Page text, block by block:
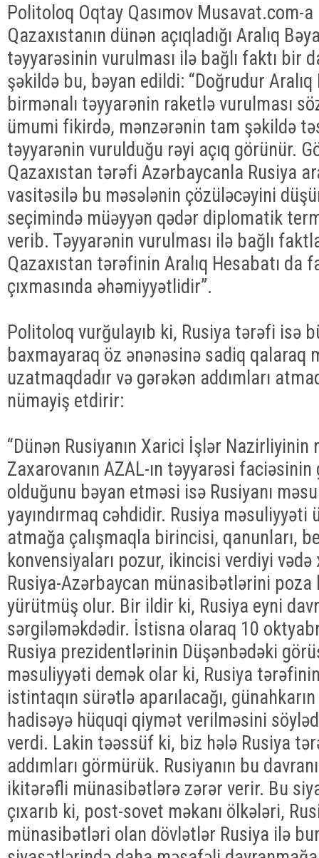
Politoloq Oqtay Qasımov Musavat.com-
Qazaxıstanın dünən açıqladığı Aralıq
təyyarəsinin vurulması ilə bağlı faktı bir
şəkildə bu, bəyan edildi: “Doğrudur Aralıq
birmənalı təyyarənin raketlə vurulması
ümumi fikirdə, mənzərənin tam şəkildə
təyyarənin vurulduğu rəyi açıq görünür.
Qazaxıstan tərəfi Azərbaycanla Rusiya
vasitəsilə bu məsələnin çözüləcəyini
seçimində müəyyən qədər diplomatik
verib. Təyyarənin vurulması ilə bağlı
Qazaxıstan tərəfinin Aralıq Hesabatı da
çıxmasında əhəmiyyətlidir”.
Politoloq vurğulayıb ki, Rusiya tərəfi isə
baxmayaraq öz ənənəsinə sadiq qalaraq
uzatmaqdadır və gərəkən addımları
nümayiş etdirir:
“Dünən Rusiyanın Xarici İşlər
Zaxarovanın AZAL-ın təyyarəsi faciəsinin
olduğunu bəyan etməsi isə Rusiyanı
yayındırmaq cəhdidir. Rusiya məsuliyyəti
atmağa çalışmaqla birincisi, qanunları,
konvensiyaları pozur, ikincisi verdiyi vədə
Rusiya-Azərbaycan münasibətlərini
yürütmüş olur. Bir ildir ki, Rusiya eyni
sərgiləməkdədir. İstisna olaraq 10
Rusiya prezidentlərinin Düşənbədəki
məsuliyyəti demək olar ki, Rusiya
istintaqın sürətlə aparılacağı,
hadisəyə hüquqi qiymət verilməsini
verdi. Lakin təəssüf ki, biz hələ Rusiya
addımları görmürük. Rusiyanın bu
ikitərəfli münasibətlərə zərər verir. Bu
çıxarıb ki, post-sovet məkanı ölkələri,
münasibətləri olan dövlətlər Rusiya ilə